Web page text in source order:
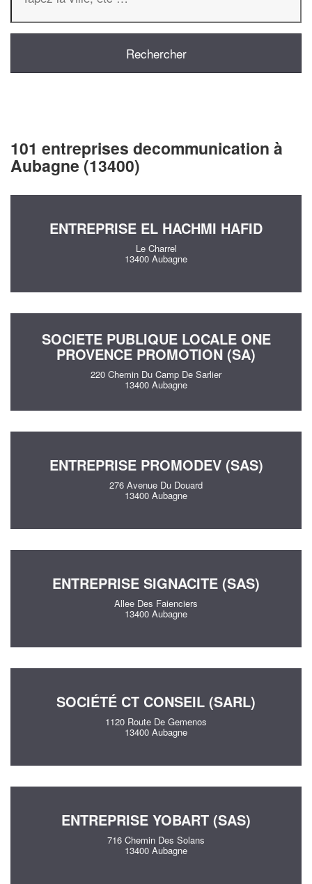
101 entreprises decommunication à
Aubagne (13400)
ENTREPRISE EL HACHMI HAFID
Le Charrel
13400 Aubagne
SOCIETE PUBLIQUE LOCALE ONE
PROVENCE PROMOTION (SA)
220 Chemin Du Camp De Sarlier
13400 Aubagne
ENTREPRISE PROMODEV (SAS)
276 Avenue Du Douard
13400 Aubagne
ENTREPRISE SIGNACITE (SAS)
Allee Des Faienciers
13400 Aubagne
SOCIÉTÉ CT CONSEIL (SARL)
1120 Route De Gemenos
13400 Aubagne
ENTREPRISE YOBART (SAS)
716 Chemin Des Solans
13400 Aubagne